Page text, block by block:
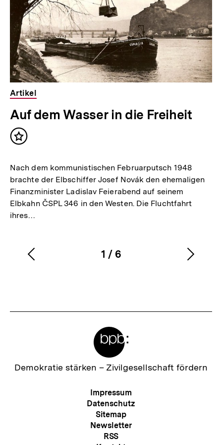
Artikel
Auf dem Wasser in die Freiheit
Inhalt
Nach dem kommunistischen Februarputsch 1948
brachte der Elbschiffer Josef Novák den ehemaligen
Finanzminister Ladislav Feierabend auf seinem
Elbkahn ČSPL 346 in den Westen. Die Fluchtfahrt
ihres…
Karussellinhalt
1
von
/ 6
Vorherigen
Zur
Demokratie stärken – Zivilgesellschaft fördern
Meta-
Navigation
Impressum
Datenschutz
Sitemap
Newsletter
RSS